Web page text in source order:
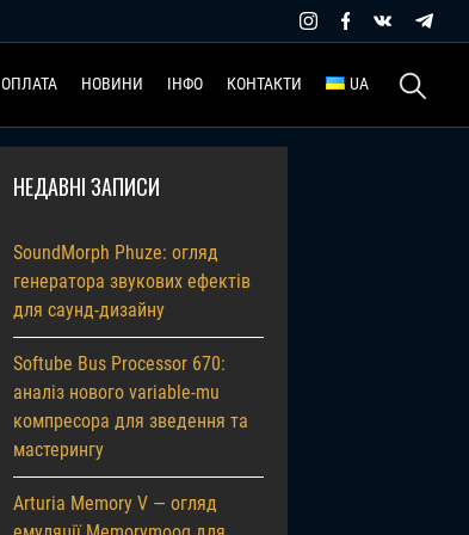
ОПЛАТА НОВИНИ ІНФО КОНТАКТИ UA Пошук:
НЕДАВНІ ЗАПИСИ
SoundMorph Phuze: огляд
генератора звукових ефектів
для саунд-дизайну
Softube Bus Processor 670:
аналіз нового variable-mu
компресора для зведення та
мастерингу
Arturia Memory V — огляд